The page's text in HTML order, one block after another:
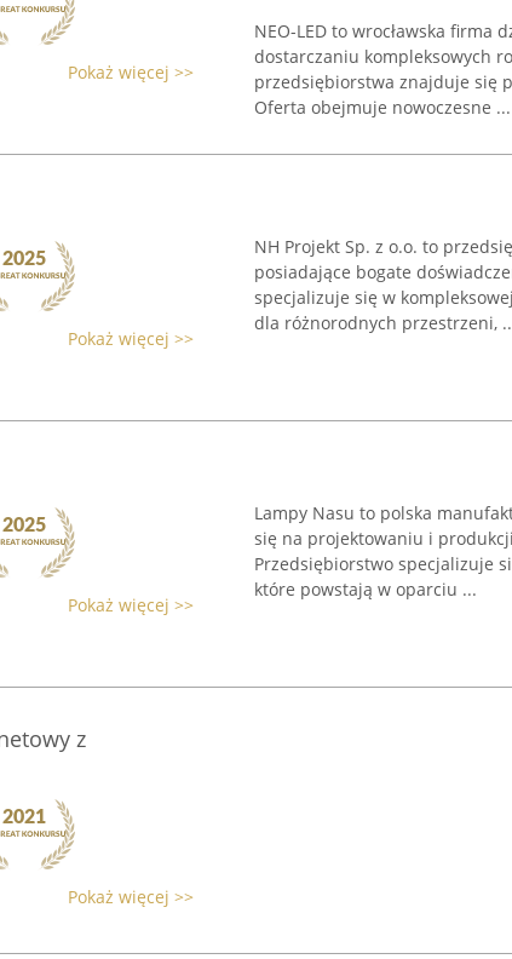
Pokaż więcej >>
NEO-LED to wrocławska firma
dostarczaniu kompleksowych
przedsiębiorstwa znajduje się
Oferta obejmuje nowoczesne ...
Pokaż więcej >>
NH Projekt Sp. z o.o. to
posiadające bogate
specjalizuje się w
dla różnorodnych przestrzeni,
Pokaż więcej >>
Lampy Nasu to polska
się na projektowaniu i
Przedsiębiorstwo specjalizuje
które powstają w oparciu ...
z
Pokaż więcej >>